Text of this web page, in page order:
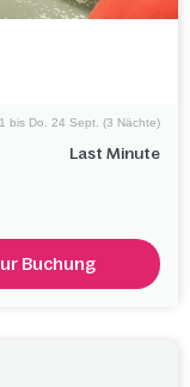
Last Minute
bis Do. 24 Sept. (3 Nächte)
Buchung